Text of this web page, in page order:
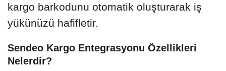
kargo barkodunu otomatik oluşturarak iş
yükünüzü hafifletir.
Sendeo Kargo Entegrasyonu Özellikleri
Nelerdir?